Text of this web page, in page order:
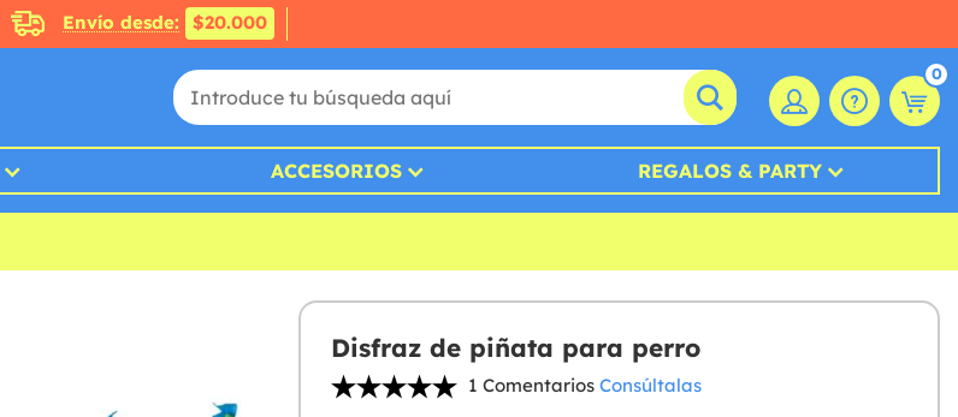
Envío desde: $20.000
0
ACCESORIOS REGALOS & PARTY
Disfraz de piñata para perro
1 Comentarios Consúltalas